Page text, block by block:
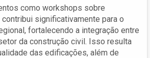
como workshops sobre
significativamente para o
fortalecendo a integração entre
da construção civil. Isso resulta
das edificações, além de